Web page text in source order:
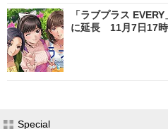
「ラブプラス
に延長 11月7日17
Special